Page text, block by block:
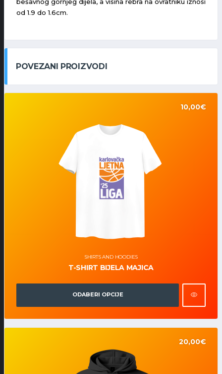
od 1.9 do 1.6cm.
POVEZANI PROIZVODI
SHIRTS AND HOODIES
T-SHIRT BIJELA MAJICA
10,00€
ODABERI OPCIJE
20,00€